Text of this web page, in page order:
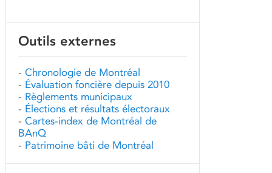
Outils externes
- Chronologie de Montréal
- Évaluation foncière depuis 2010
- Règlements municipaux
- Élections et résultats électoraux
- Cartes-index de Montréal de
BAnQ
- Patrimoine bâti de Montréal